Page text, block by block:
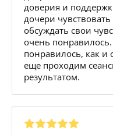
доверия и
дочери
обсуждать свои
очень
понравилось, как и
еще проходим
результатом.